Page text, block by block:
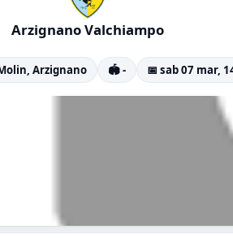
Arzignano Valchiampo
Arzignano 🏟️ - 📅 sab 07 mar,